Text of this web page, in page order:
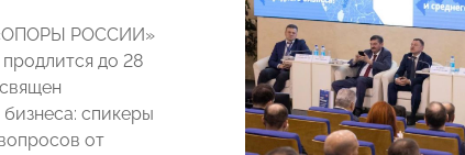
«ОПОРЫ РОССИИ»
до 28
спикеры
от